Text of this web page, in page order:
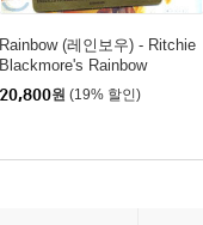
Rainbow (레인보우) - Ritchie
Blackmore's Rainbow
20,800원 (19% 할인)